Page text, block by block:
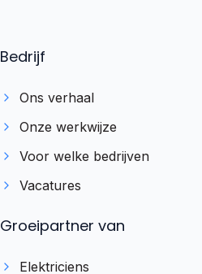
Bedrijf
Ons verhaal
Onze werkwijze
Voor welke bedrijven
Vacatures
Groeipartner van
Elektriciens